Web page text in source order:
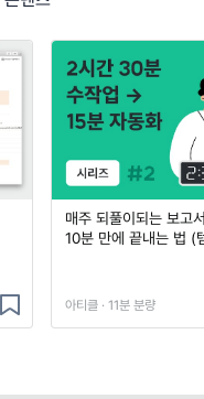
매주 되풀이되는 보고
10분 만에 끝내는 법 (
아티클 · 11분 분량